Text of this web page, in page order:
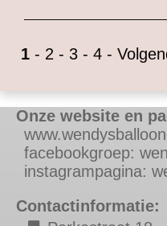
1 - 2 - 3 - 4 -
Onze website en
w
facebookgroep:
instagrampagina:
Contactinformatie: